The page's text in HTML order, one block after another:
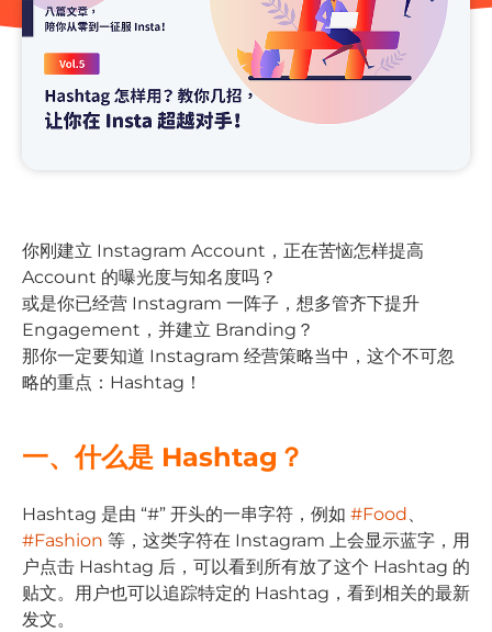
你刚建立 Instagram Account，正在苦恼怎样提高
Account 的曝光度与知名度吗？
或是你已经营 Instagram 一阵子，想多管齐下提升
Engagement，并建立 Branding？
那你一定要知道 Instagram 经营策略当中，这个不可忽
略的重点：Hashtag！
一、什么是 Hashtag？
Hashtag 是由 “#” 开头的一串字符，例如 #Food 、
#Fashion 等，这类字符在 Instagram 上会显示蓝字，用
户点击 Hashtag 后，可以看到所有放了这个 Hashtag 的
贴文。用户也可以追踪特定的 Hashtag，看到相关的最新
发文。